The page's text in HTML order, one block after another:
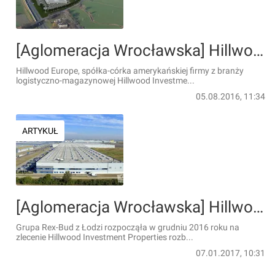
[Aglomeracja Wrocławska] Hillwood planuje rozbudowę centrum logistycznego
Hillwood Europe, spółka-córka amerykańskiej firmy z branży
logistyczno-magazynowej Hillwood Investme...
05.08.2016, 11:34
ARTYKUŁ
[Aglomeracja Wrocławska] Hillwood rozbudowuje centrum logistyczne Hillwood Park Wrocław I
Grupa Rex-Bud z Łodzi rozpocząła w grudniu 2016 roku na
zlecenie Hillwood Investment Properties rozb...
07.01.2017, 10:31